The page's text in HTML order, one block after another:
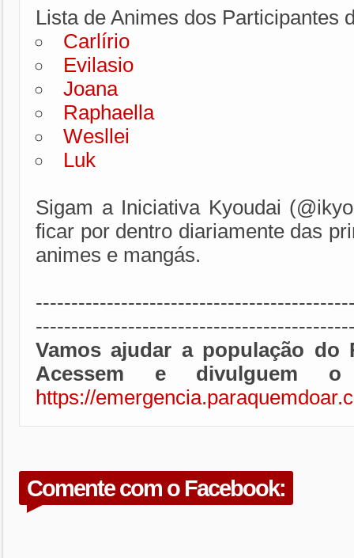
Lista de Animes dos Participantes
Carlírio
Evilasio
Joana
Raphaella
Wesllei
Luk
Sigam a Iniciativa Kyoudai
ficar por dentro diariamente das
animes e mangás.
Vamos ajudar a população do
Acessem e divulguem
https://
Comente com o Facebook: